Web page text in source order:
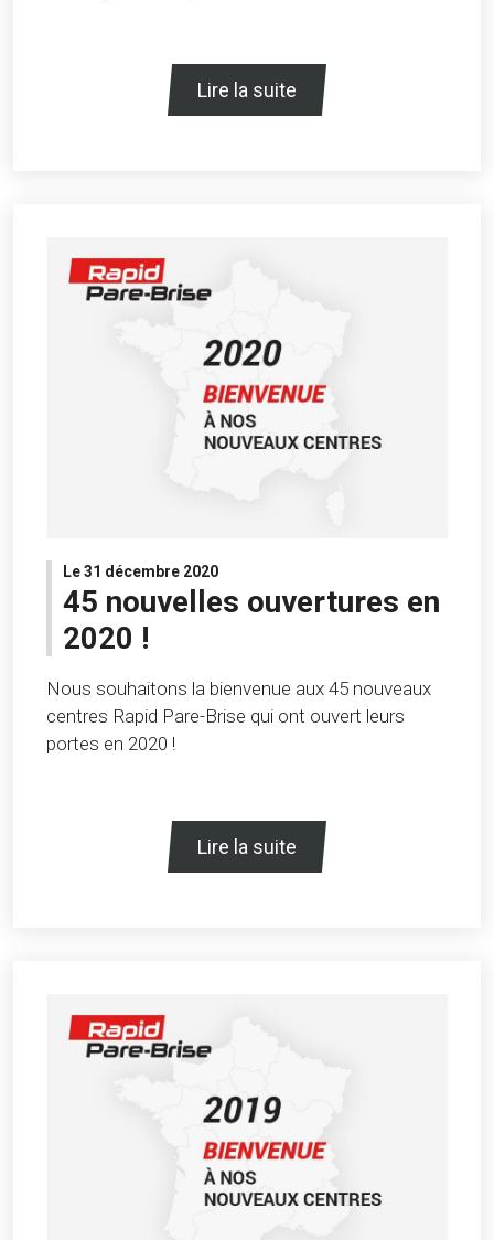
Lire la suite
Le 31 décembre 2020
45 nouvelles ouvertures en
2020 !
Nous souhaitons la bienvenue aux 45 nouveaux
centres Rapid Pare-Brise qui ont ouvert leurs
portes en 2020 !
Lire la suite